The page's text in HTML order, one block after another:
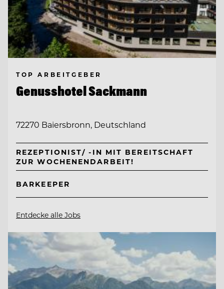
TOP ARBEITGEBER
Genusshotel Sackmann
72270 Baiersbronn, Deutschland
REZEPTIONIST/ -IN MIT BEREITSCHAFT
ZUR WOCHENENDARBEIT!
BARKEEPER
Entdecke alle Jobs